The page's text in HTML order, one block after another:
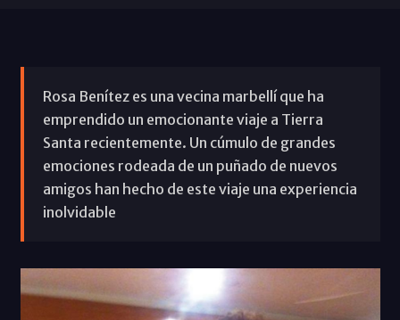
Rosa Benítez es una vecina marbellí que ha
emprendido un emocionante viaje a Tierra
Santa recientemente. Un cúmulo de grandes
emociones rodeada de un puñado de nuevos
amigos han hecho de este viaje una experiencia
inolvidable